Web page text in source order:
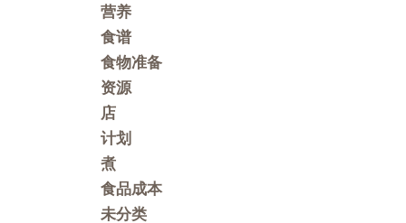
营养
食谱
食物准备
资源
店
计划
煮
食品成本
未分类